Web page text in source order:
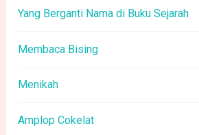
Yang Berganti Nama di Buku Sejarah
Membaca Bising
Menikah
Amplop Cokelat